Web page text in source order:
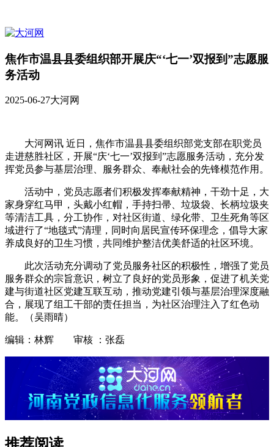
焦作市温县县委组织部开展庆“‘七一’双报到”志愿服
务活动
2025-06-27大河网
大河网讯 近日，焦作市温县县委组织部党支部在职党员
走进慈胜社区，开展“庆‘七一’双报到”志愿服务活动，充分发
挥党员参与基层治理、服务群众、奉献社会的先锋模范作用。
活动中，党员志愿者们积极发挥奉献精神，干劲十足，大
家身穿红马甲，头戴小红帽，手持扫帚、垃圾袋、长柄垃圾夹
等清洁工具，分工协作，对社区街道、绿化带、卫生死角等区
域进行了“地毯式”清理，同时向居民宣传环保理念，倡导大家
养成良好的卫生习惯，共同维护整洁优美舒适的社区环境。
此次活动充分调动了党员服务社区的积极性，增强了党员
服务群众的宗旨意识，树立了良好的党员形象，促进了机关党
建与街道社区党建互联互动，推动党建引领与基层治理深度融
合，展现了组工干部的责任担当，为社区治理注入了红色动
能。（吴雨晴）
编辑：林辉 审核 ：张磊